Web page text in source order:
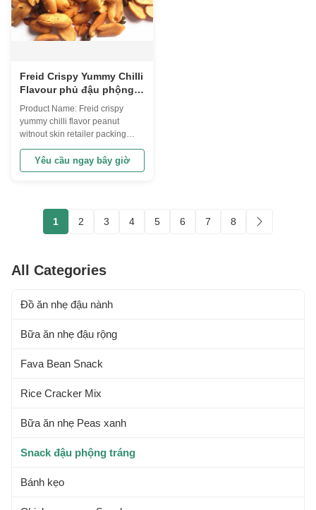
Freid Crispy Yummy Chilli
Flavour phủ đậu phộng
Snack Snack Nhà bán lẻ
Product Name: Freid crispy
yummy chilli flavor peanut
witnout skin retailer packing
products ,both bulk packing and
retailer packing are available.
choose,wasabi, sweet corn
,spicy, chilli, garlic, onion,
seaweed, soy ...
Yêu cầu ngay bây giờ
1 2 3 4 5 6 7 8
All Categories
Đồ ăn nhẹ đậu nành
Bữa ăn nhẹ đậu rộng
Fava Bean Snack
Rice Cracker Mix
Bữa ăn nhẹ Peas xanh
Snack đậu phộng tráng
Bánh kẹo